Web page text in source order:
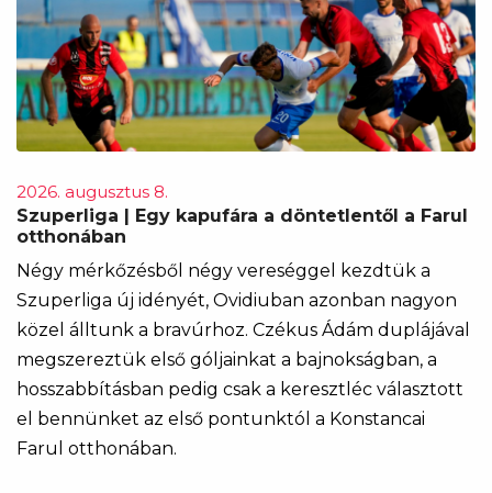
2026. augusztus 8.
Szuperliga | Egy kapufára a döntetlentől a Farul
otthonában
Négy mérkőzésből négy vereséggel kezdtük a
Szuperliga új idényét, Ovidiuban azonban nagyon
közel álltunk a bravúrhoz. Czékus Ádám duplájával
megszereztük első góljainkat a bajnokságban, a
hosszabbításban pedig csak a keresztléc választott
el bennünket az első pontunktól a Konstancai
Farul otthonában.